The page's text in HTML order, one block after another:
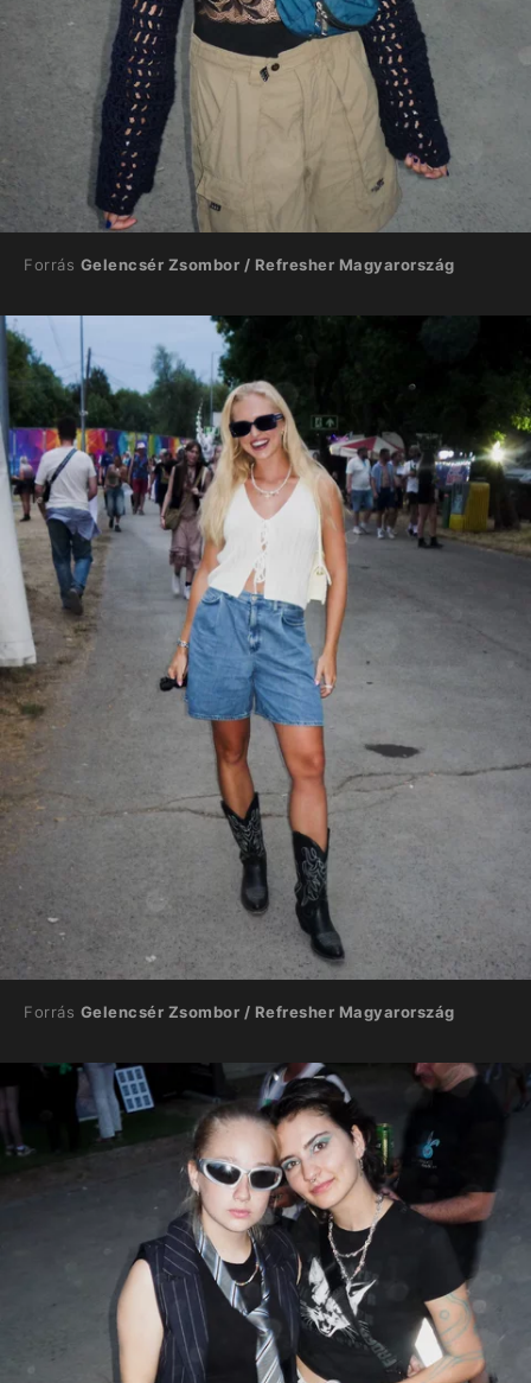
Forrás Gelencsér Zsombor / Refresher Magyarország
Forrás Gelencsér Zsombor / Refresher Magyarország